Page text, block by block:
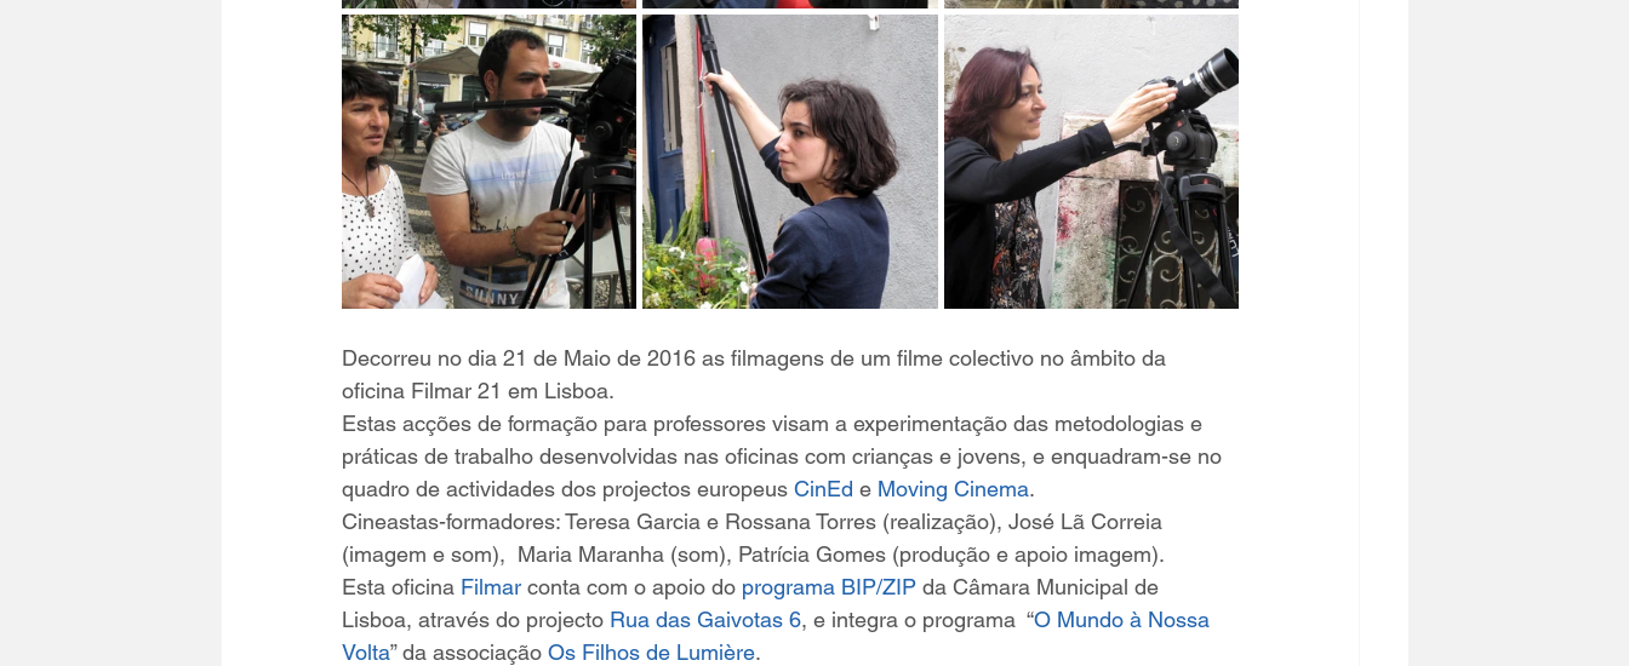
Decorreu no dia 21 de Maio de 2016 as filmagens de um filme colectivo no âmbito da
oficina Filmar 21 em Lisboa.
Estas acções de formação para professores visam a experimentação das metodologias e
práticas de trabalho desenvolvidas nas oficinas com crianças e jovens, e enquadram-se no
quadro de actividades dos projectos europeus CinEd e Moving Cinema.
Cineastas-formadores: Teresa Garcia e Rossana Torres (realização), José Lã Correia
(imagem e som),  Maria Maranha (som), Patrícia Gomes (produção e apoio imagem).
Esta oficina Filmar conta com o apoio do programa BIP/ZIP da Câmara Municipal de
Lisboa, através do projecto Rua das Gaivotas 6, e integra o programa  “O Mundo à Nossa
Volta” da associação Os Filhos de Lumière.